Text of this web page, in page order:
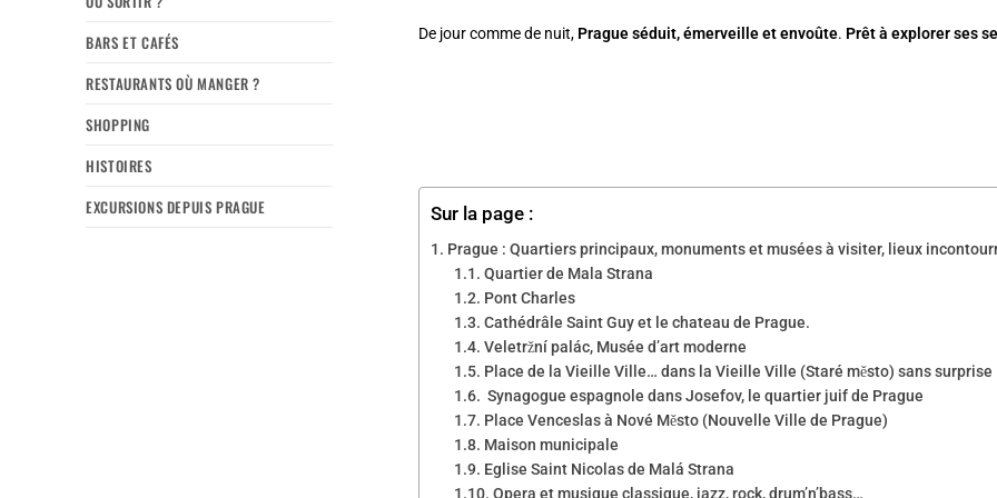
De jour comme de nuit, Prague séduit, émerveille et envoûte. Prêt à explorer ses
Sur la page :
Prague : Quartiers principaux, monuments et musées à visiter, lieux
Quartier de Mala Strana
Pont Charles
Cathédrâle Saint Guy et le chateau de Prague.
Veletržní palác, Musée d’art moderne
Place de la Vieille Ville… dans la Vieille Ville (Staré město) sans surprise
Synagogue espagnole dans Josefov, le quartier juif de Prague
Place Venceslas à Nové Město (Nouvelle Ville de Prague)
Maison municipale
Eglise Saint Nicolas de Malá Strana
Opera et musique classique, jazz, rock, drum’n’bass…
BARS ET CAFÉS
RESTAURANTS OÙ MANGER ?
SHOPPING
HISTOIRES
EXCURSIONS DEPUIS PRAGUE